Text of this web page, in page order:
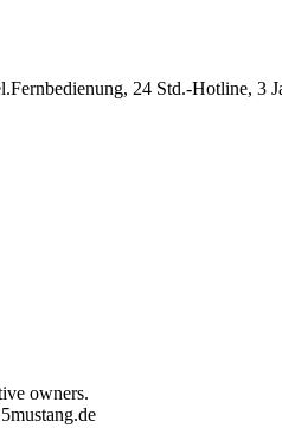
24 Std.-Hotline, 3
owners.